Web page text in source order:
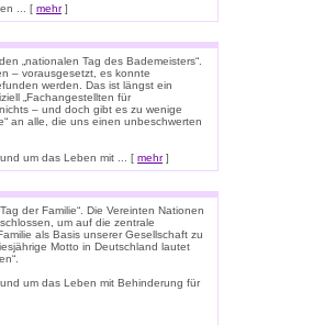
... [ mehr]
„nationalen Tag des Bademeisters“.
– vorausgesetzt, es konnte
werden. Das ist längst ein
„Fachangestellten für
– und doch gibt es zu wenige
an alle, die uns einen unbeschwerten
um das Leben mit ... [ mehr]
der Familie“. Die Vereinten Nationen
um auf die zentrale
als Basis unserer Gesellschaft zu
Motto in Deutschland lautet
um das Leben mit Behinderung für